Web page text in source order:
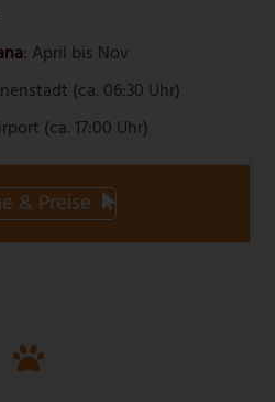
: April bis Nov
(ca. 06:30 Uhr)
(ca. 17:00 Uhr)
& Preise